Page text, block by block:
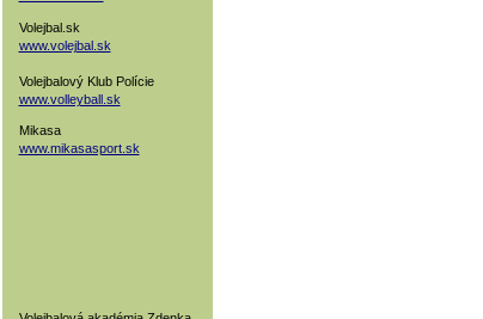
Volejbal.sk
www.volejbal.sk
Volejbalový Klub Polície
www.volleyball.sk
Mikasa
www.mikasasport.sk